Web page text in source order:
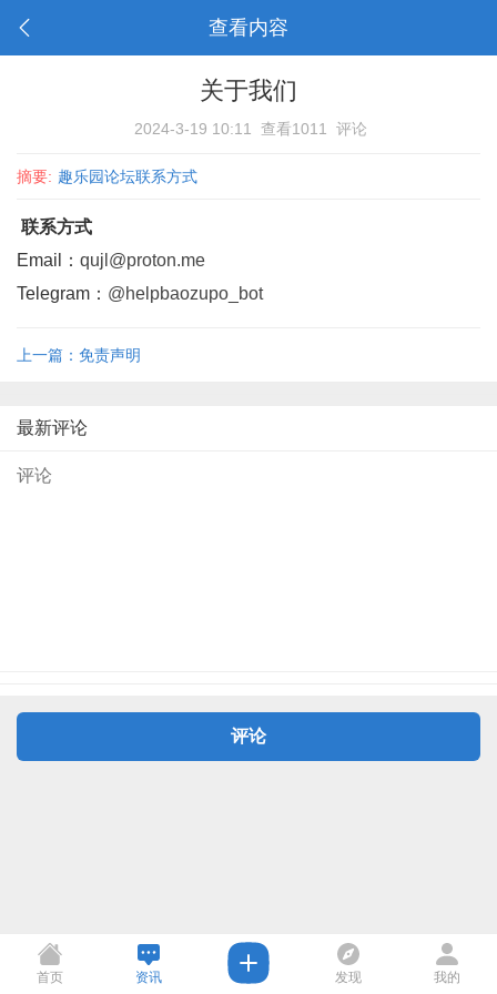
查看内容
关于我们
2024-3-19 10:11 查看1011
评论
摘要: 趣乐园论坛联系方式
联系方式
Email： qujl@proton.me
Telegram： @helpbaozupo_bot
上一篇：免责声明
最新评论
评论
首页 资讯 发现 我的